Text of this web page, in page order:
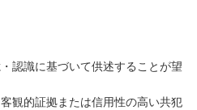
認識に基づいて供述することが望
観的証拠または信用性の高い共犯